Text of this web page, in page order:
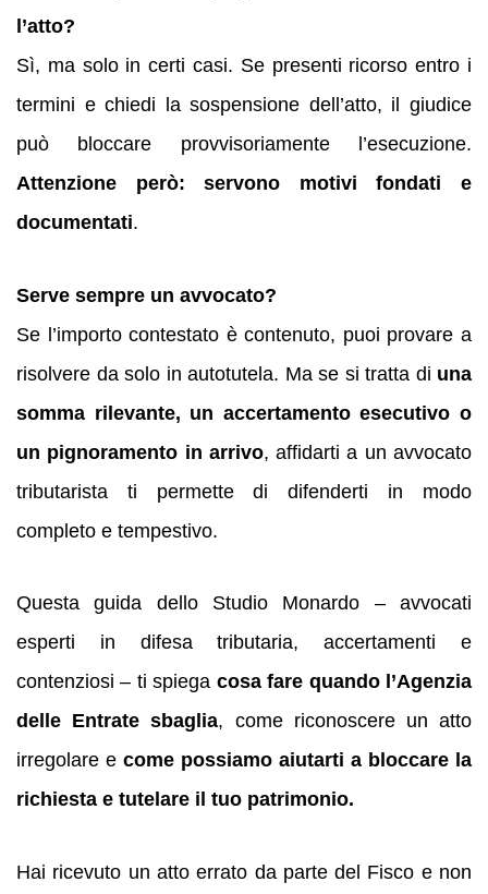
l’atto?
Sì, ma solo in certi casi. Se presenti ricorso entro i
termini e chiedi la sospensione dell’atto, il giudice
può bloccare provvisoriamente l’esecuzione.
Attenzione però: servono motivi fondati e
documentati.
Serve sempre un avvocato?
Se l’importo contestato è contenuto, puoi provare a
risolvere da solo in autotutela. Ma se si tratta di una
somma rilevante, un accertamento esecutivo o
un pignoramento in arrivo, affidarti a un avvocato
tributarista ti permette di difenderti in modo
completo e tempestivo.
Questa guida dello Studio Monardo – avvocati
esperti in difesa tributaria, accertamenti e
contenziosi – ti spiega cosa fare quando l’Agenzia
delle Entrate sbaglia, come riconoscere un atto
irregolare e come possiamo aiutarti a bloccare la
richiesta e tutelare il tuo patrimonio.
Hai ricevuto un atto errato da parte del Fisco e non